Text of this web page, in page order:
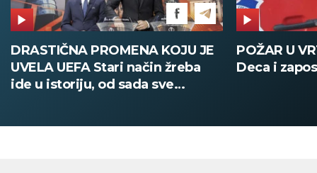
DRASTIČNA PROMENA KOJU JE
UVELA UEFA Stari način žreba
ide u istoriju, od sada sve
POŽAR U
Deca i